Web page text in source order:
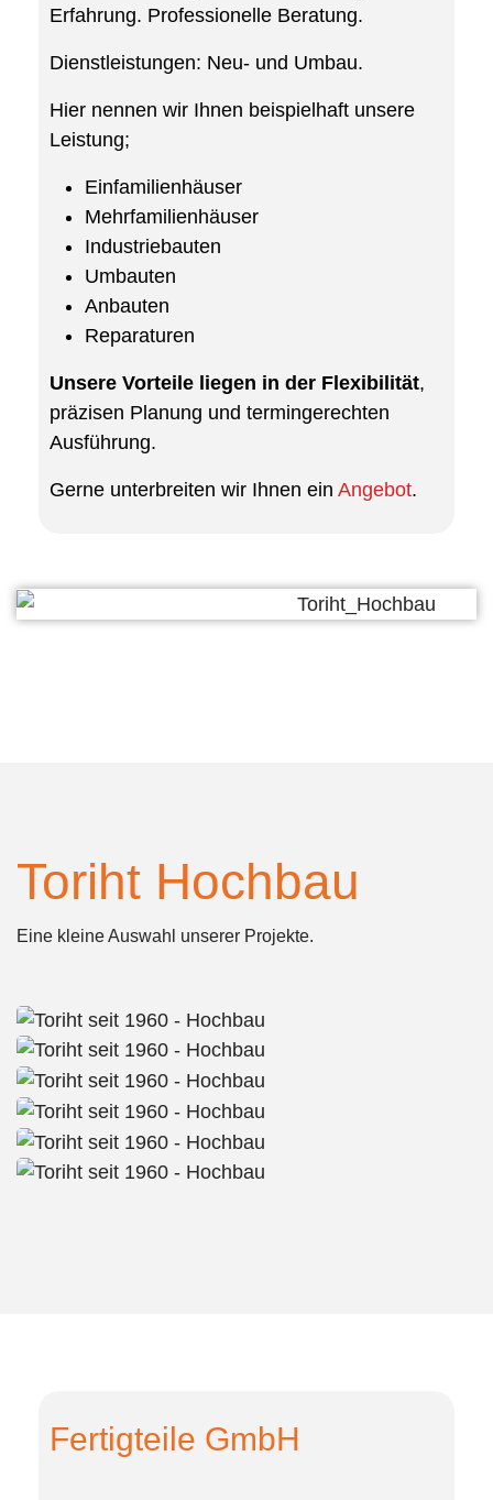
Erfahrung. Professionelle Beratung.
Dienstleistungen: Neu- und Umbau.
Hier nennen wir Ihnen beispielhaft unsere
Leistung;
Einfamilienhäuser
Mehrfamilienhäuser
Industriebauten
Umbauten
Anbauten
Reparaturen
Unsere Vorteile liegen in der Flexibilität,
präzisen Planung und termingerechten
Ausführung.
Gerne unterbreiten wir Ihnen ein Angebot.
Toriht Hochbau
Eine kleine Auswahl unserer Projekte.
Fertigteile GmbH